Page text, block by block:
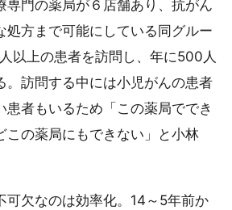
専門の薬局が６店舗あり、抗がん
処方まで可能にしている同グルー
以上の患者を訪問し、年に500人
。訪問する中には小児がんの患者
患者もいるため「この薬局ででき
この薬局にもできない」と小林
可欠なのは効率化。14～5年前か